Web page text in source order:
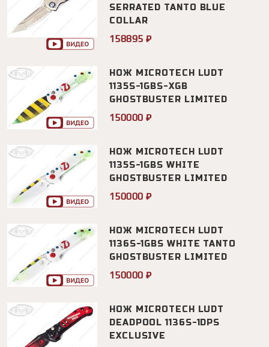
SERRATED TANTO BLUE
COLLAR
158895 ₽
НОЖ MICROTECH LUDT
1135S-1GBS-XGB
GHOSTBUSTER LIMITED
150000 ₽
НОЖ MICROTECH LUDT
1135S-1GBS WHITE
GHOSTBUSTER LIMITED
150000 ₽
НОЖ MICROTECH LUDT
1136S-1GBS WHITE TANTO
GHOSTBUSTER LIMITED
150000 ₽
НОЖ MICROTECH LUDT
DEADPOOL 1136S-1DPS
EXCLUSIVE